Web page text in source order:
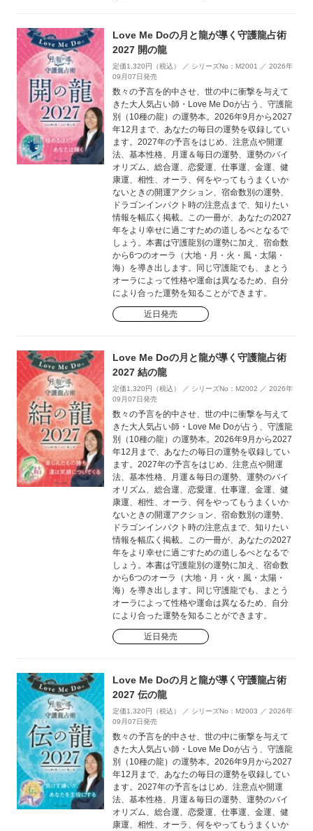
Love Me Doの月と龍が導く守護龍占術
2027 開の龍
定価1,320円（税込） ／ シリーズNo：M2001 ／ 2026年
09月07日発売
数々の予言を的中させ、世の中に衝撃を与えて
きた大人気占い師・Love Me Doが占う、守護龍
別（10種の龍）の運勢本。2026年9月から2027
年12月まで、あなたの毎日の運勢を収録してい
ます。2027年の予言をはじめ、注意点や開運
法、基本性格、月運＆毎日の運勢、運勢のバイ
オリズム、総合運、恋愛運、仕事運、金運、健
康運、相性、オーラ、何をやってもうまくいか
ないときの開運アクション、宿命数別の運勢、
ドラゴンインパクト時の注意点まで、知りたい
情報を幅広く掲載。この一冊が、あなたの2027
年をより幸せに過ごすための道しるべとなるで
しょう。本書は守護龍別の運勢に加え、宿命数
から6つのオーラ（大地・月・火・風・太陽・
海）を導き出します。同じ守護龍でも、まとう
オーラによって性格や運命は異なるため、自分
により合った運勢を知ることができます。
近日発売
Love Me Doの月と龍が導く守護龍占術
2027 結の龍
定価1,320円（税込） ／ シリーズNo：M2002 ／ 2026年
09月07日発売
数々の予言を的中させ、世の中に衝撃を与えて
きた大人気占い師・Love Me Doが占う、守護龍
別（10種の龍）の運勢本。2026年9月から2027
年12月まで、あなたの毎日の運勢を収録してい
ます。2027年の予言をはじめ、注意点や開運
法、基本性格、月運＆毎日の運勢、運勢のバイ
オリズム、総合運、恋愛運、仕事運、金運、健
康運、相性、オーラ、何をやってもうまくいか
ないときの開運アクション、宿命数別の運勢、
ドラゴンインパクト時の注意点まで、知りたい
情報を幅広く掲載。この一冊が、あなたの2027
年をより幸せに過ごすための道しるべとなるで
しょう。本書は守護龍別の運勢に加え、宿命数
から6つのオーラ（大地・月・火・風・太陽・
海）を導き出します。同じ守護龍でも、まとう
オーラによって性格や運命は異なるため、自分
により合った運勢を知ることができます。
近日発売
Love Me Doの月と龍が導く守護龍占術
2027 伝の龍
定価1,320円（税込） ／ シリーズNo：M2003 ／ 2026年
09月07日発売
数々の予言を的中させ、世の中に衝撃を与えて
きた大人気占い師・Love Me Doが占う、守護龍
別（10種の龍）の運勢本。2026年9月から2027
年12月まで、あなたの毎日の運勢を収録してい
ます。2027年の予言をはじめ、注意点や開運
法、基本性格、月運＆毎日の運勢、運勢のバイ
オリズム、総合運、恋愛運、仕事運、金運、健
康運、相性、オーラ、何をやってもうまくいか